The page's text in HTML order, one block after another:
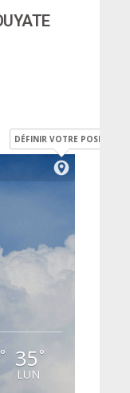
DÉFINIR VOTRE POSITION
° 35 °
LUN